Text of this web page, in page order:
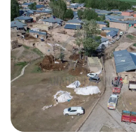
KASTAMONU
KAYSERİ
KIRIKKALE
KIRKLARELİ